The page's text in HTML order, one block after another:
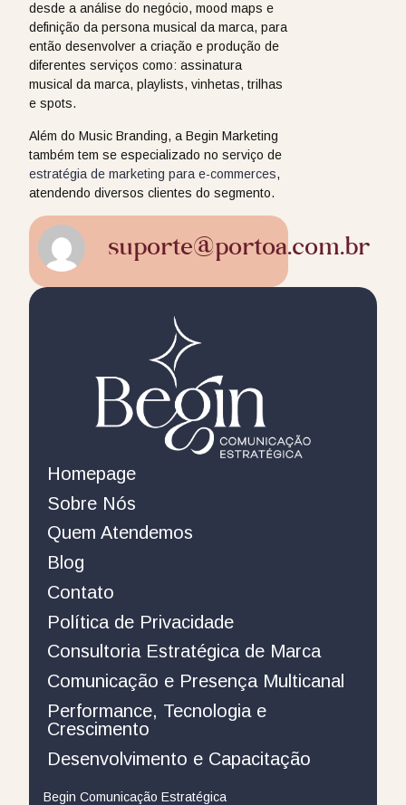
desde a análise do negócio, mood maps e
definição da persona musical da marca, para
então desenvolver a criação e produção de
diferentes serviços como: assinatura
musical da marca, playlists, vinhetas, trilhas
e spots.
Além do Music Branding, a Begin Marketing
também tem se especializado no serviço de
estratégia de marketing para e-commerces,
atendendo diversos clientes do segmento.
suporte@portoa.com.br
Homepage
Sobre Nós
Quem Atendemos
Blog
Contato
Política de Privacidade
Consultoria Estratégica de Marca
Comunicação e Presença Multicanal
Performance, Tecnologia e
Crescimento
Desenvolvimento e Capacitação
Begin Comunicação Estratégica